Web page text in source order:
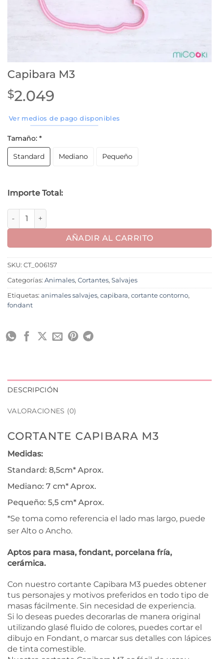
Capibara M3
$2.049
Ver medios de pago disponibles
Tamaño: *
Standard Mediano Pequeño
Importe Total:
Capibara M3 cantidad
AÑADIR AL CARRITO
SKU: CT_006157
Categorías: Animales, Cortantes, Salvajes
Etiquetas: animales salvajes, capibara, cortante contorno,
fondant
DESCRIPCIÓN
VALORACIONES (0)
CORTANTE CAPIBARA M3
Medidas:
Standard: 8,5cm* Aprox.
Mediano: 7 cm* Aprox.
Pequeño: 5,5 cm* Aprox.
*Se toma como referencia el lado mas largo, puede
ser Alto o Ancho.
Aptos para masa, fondant, porcelana fría,
cerámica.
Con nuestro cortante Capibara M3 puedes obtener
tus personajes y motivos preferidos en todo tipo de
masas fácilmente. Sin necesidad de experiencia.
Si lo deseas puedes decorarlas de manera original
utilizando glasé fluido de colores, puedes cortar el
dibujo en Fondant, o marcar sus detalles con lápices
de tinta comestible.